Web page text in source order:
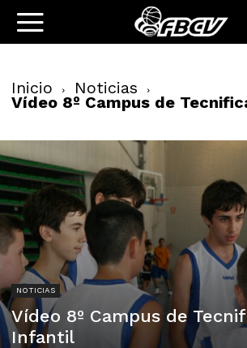
Inicio Noticias
Vídeo 8º Campus de
NOTICIAS
Vídeo 8º Campus de
Infantil